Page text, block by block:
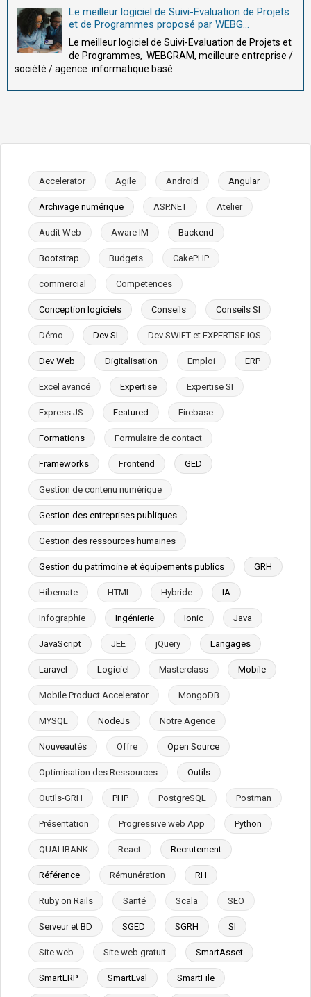
Le meilleur logiciel de Suivi-Evaluation de Projets
et de Programmes proposé par WEBG...
Le meilleur logiciel de Suivi-Evaluation de Projets et
de Programmes, WEBGRAM, meilleure entreprise /
société / agence informatique basé...
Accelerator Agile Android Angular
Archivage numérique ASP.NET Atelier
Audit Web Aware IM Backend
Bootstrap Budgets CakePHP
commercial Competences
Conception logiciels Conseils Conseils SI
Démo Dev SI Dev SWIFT et EXPERTISE IOS
Dev Web Digitalisation Emploi ERP
Excel avancé Expertise Expertise SI
Express.JS Featured Firebase
Formations Formulaire de contact
Frameworks Frontend GED
Gestion de contenu numérique
Gestion des entreprises publiques
Gestion des ressources humaines
Gestion du patrimoine et équipements publics GRH
Hibernate HTML Hybride IA
Infographie Ingénierie Ionic Java
JavaScript JEE jQuery Langages
Laravel Logiciel Masterclass Mobile
Mobile Product Accelerator MongoDB
MYSQL NodeJs Notre Agence
Nouveautés Offre Open Source
Optimisation des Ressources Outils
Outils-GRH PHP PostgreSQL Postman
Présentation Progressive web App Python
QUALIBANK React Recrutement
Référence Rémunération RH
Ruby on Rails Santé Scala SEO
Serveur et BD SGED SGRH SI
Site web Site web gratuit SmartAsset
SmartERP SmartEval SmartFile